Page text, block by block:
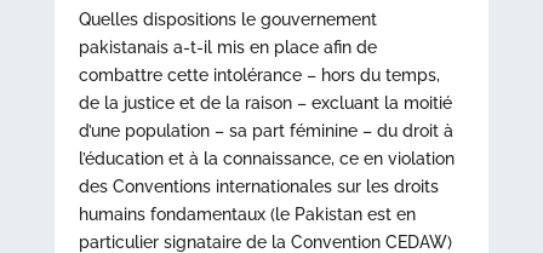
Quelles dispositions le gouvernement
pakistanais a-t-il mis en place afin de
combattre cette intolérance – hors du temps,
de la justice et de la raison – excluant la moitié
d’une population – sa part féminine – du droit à
l’éducation et à la connaissance, ce en violation
des Conventions internationales sur les droits
humains fondamentaux (le Pakistan est en
particulier signataire de la Convention CEDAW)